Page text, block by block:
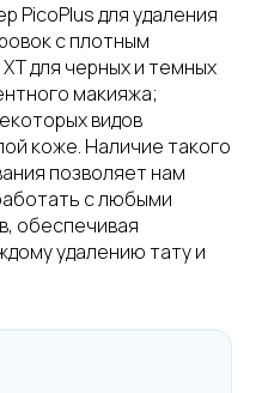
PicoPlus для удаления
с плотным
для черных и темных
макияжа;
видов
коже. Наличие такого
позволяет нам
с любыми
обеспечивая
удалению тату и